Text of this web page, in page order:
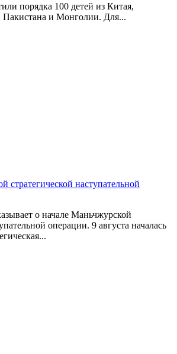
порядка 100 детей из Китая,
и Монголии. Для...
стратегической наступательной
о начале Маньчжурской
операции. 9 августа началась